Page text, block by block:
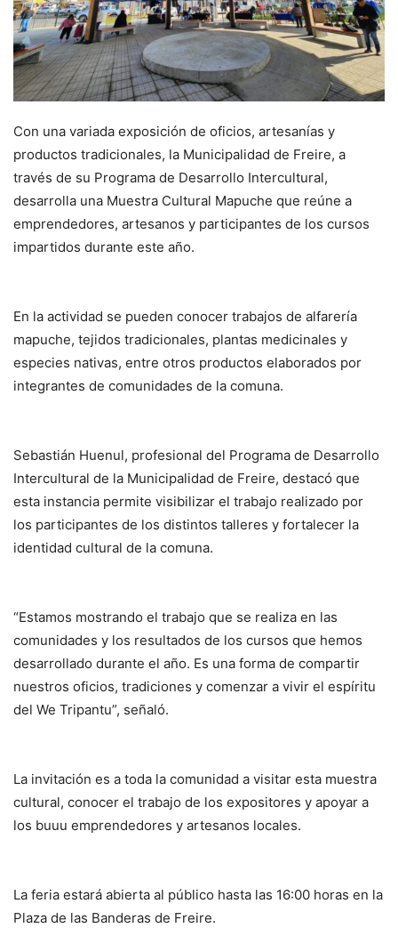
Con una variada exposición de oficios, artesanías y
productos tradicionales, la Municipalidad de Freire, a
través de su Programa de Desarrollo Intercultural,
desarrolla una Muestra Cultural Mapuche que reúne a
emprendedores, artesanos y participantes de los cursos
impartidos durante este año.
En la actividad se pueden conocer trabajos de alfarería
mapuche, tejidos tradicionales, plantas medicinales y
especies nativas, entre otros productos elaborados por
integrantes de comunidades de la comuna.
Sebastián Huenul, profesional del Programa de Desarrollo
Intercultural de la Municipalidad de Freire, destacó que
esta instancia permite visibilizar el trabajo realizado por
los participantes de los distintos talleres y fortalecer la
identidad cultural de la comuna.
“Estamos mostrando el trabajo que se realiza en las
comunidades y los resultados de los cursos que hemos
desarrollado durante el año. Es una forma de compartir
nuestros oficios, tradiciones y comenzar a vivir el espíritu
del We Tripantu”, señaló.
La invitación es a toda la comunidad a visitar esta muestra
cultural, conocer el trabajo de los expositores y apoyar a
los buuu emprendedores y artesanos locales.
La feria estará abierta al público hasta las 16:00 horas en la
Plaza de las Banderas de Freire.